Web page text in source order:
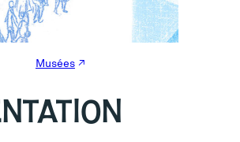
Musées